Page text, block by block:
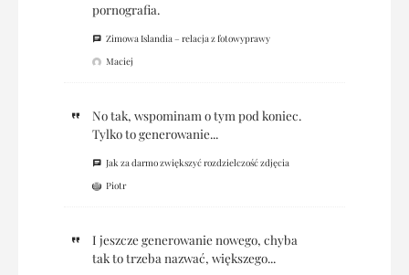
pornografia.
Zimowa Islandia – relacja z fotowyprawy
Maciej
No tak, wspominam o tym pod koniec.
Tylko to generowanie...
Jak za darmo zwiększyć rozdzielczość zdjęcia
Piotr
I jeszcze generowanie nowego, chyba
tak to trzeba nazwać, większego...